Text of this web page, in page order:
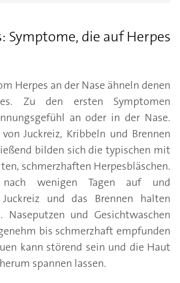
Symptome, die auf Herpes
Herpes an der Nase ähneln denen
Zu den ersten Symptomen
an oder in der Nase.
Juckreiz, Kribbeln und Brennen
bilden sich die typischen mit
schmerzhaften Herpesbläschen.
wenigen Tagen auf und
und das Brennen halten
und Gesichtwaschen
bis schmerzhaft empfunden
kann störend sein und die Haut
spannen lassen.